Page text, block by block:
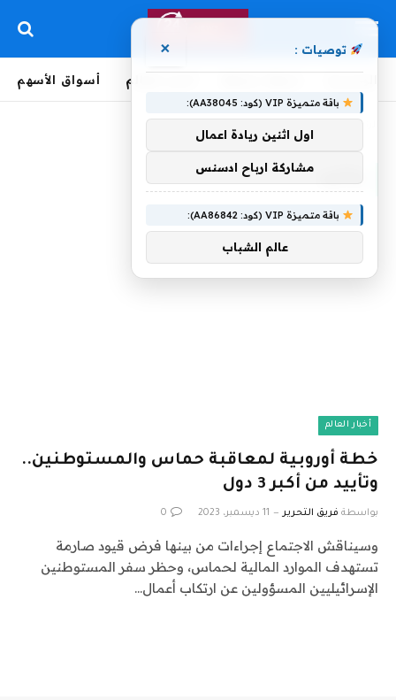
أخبار العالم أسواق الأسهم
وتأييد
أخبار العالم
خطة أوروبية لمعاقبة حماس والمستوطنين..
وتأييد من أكبر 3 دول
بواسطة فريق التحرير 11 ديسمبر، 2023 0
وسيناقش الاجتماع إجراءات من بينها فرض قيود صارمة
تستهدف الموارد المالية لحماس، وحظر سفر المستوطنين
الإسرائيليين المسؤولين عن ارتكاب أعمال…
توصيات : ×
باقة متميزة VIP (كود: AA38045):
اول اثنين ريادة اعمال
مشاركة ارباح ادسنس
باقة متميزة VIP (كود: AA86842):
عالم الشباب